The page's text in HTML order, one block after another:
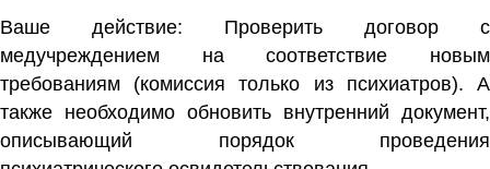
Ваше действие: Проверить договор с
медучреждением на соответствие новым
требованиям (комиссия только из психиатров). А
также необходимо обновить внутренний документ,
описывающий порядок проведения